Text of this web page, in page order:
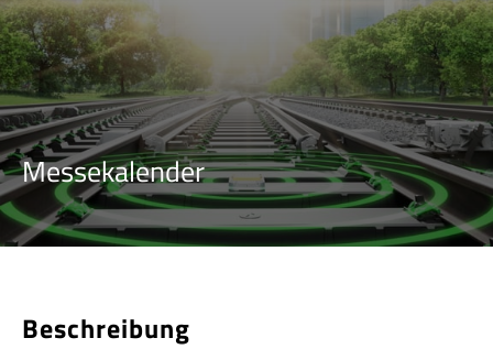
Messekalender
Beschreibung